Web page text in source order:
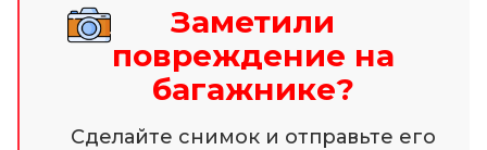
Заметили
повреждение на
багажнике?
Сделайте снимок и отправьте его